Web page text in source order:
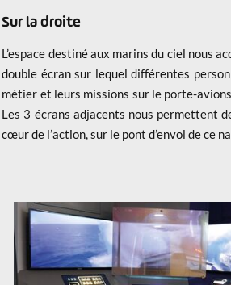
Sur la droite
L’espace destiné aux marins du ciel nous
double écran sur lequel différentes
métier et leurs missions sur le porte-
Les 3 écrans adjacents nous permettent
cœur de l’action, sur le pont d’envol de ce